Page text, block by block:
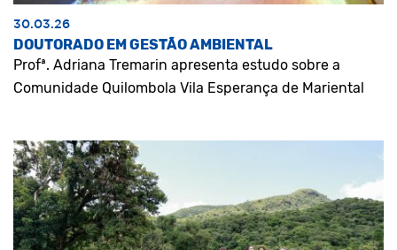
30.03.26
DOUTORADO EM GESTÃO AMBIENTAL
Profª. Adriana Tremarin apresenta estudo sobre a
Comunidade Quilombola Vila Esperança de Mariental